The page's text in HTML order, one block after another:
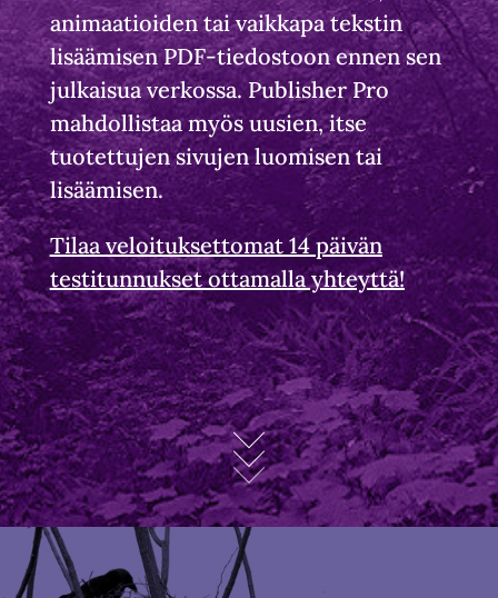
animaatioiden tai vaikkapa tekstin
lisäämisen PDF-tiedostoon ennen sen
julkaisua verkossa. Publisher Pro
mahdollistaa myös uusien, itse
tuotettujen sivujen luomisen tai
lisäämisen.
Tilaa veloituksettomat 14 päivän
testitunnukset ottamalla yhteyttä!